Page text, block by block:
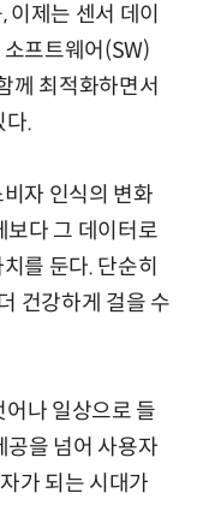
제는 센서 데이
프트웨어(SW)
께 최적화하면서
다.
자 인식의 변화
보다 그 데이터로
를 둔다. 단순히
건강하게 걸을 수
나 일상으로 들
공을 넘어 사용자
가 되는 시대가